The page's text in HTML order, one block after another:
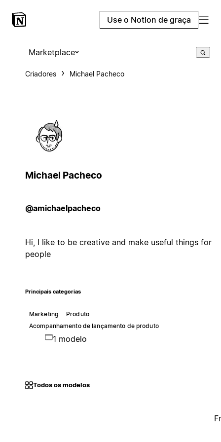
Use o Notion de graça
Marketplace
Criadores Michael Pacheco
Michael Pacheco
@amichaelpacheco
Hi, I like to be creative and make useful things for
people
Principais categorias
Marketing
Produto
Acompanhamento de lançamento de produto
1 modelo
Todos os modelos